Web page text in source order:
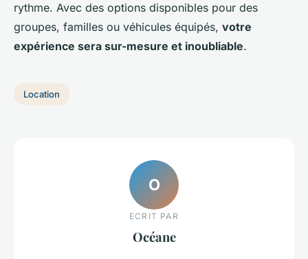
rythme. Avec des options disponibles pour des
groupes, familles ou véhicules équipés, votre
expérience sera sur-mesure et inoubliable.
Location
O
ECRIT PAR
Océane